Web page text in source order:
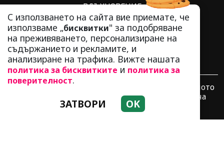
С използването на сайта вие приемате, че
използваме „бисквитки" за подобряване
на преживяването, персонализиране на
съдържанието и рекламите, и
анализиране на трафика. Вижте нашата
политика за бисквитките и политика за
поверителност.
ЗАТВОРИ OK
ВДЪХНОВЕНИЕ
СПОДЕЛЕНО
ИНТЕРЕСНО
СВЕТЪТ
ЗОДИЯК
Използването и публикуването на част или цялото
съдържание на LifeZone.BG без разрешение на
Медийна група Асмара ЕООД е забранено.